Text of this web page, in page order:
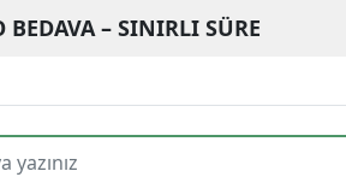
– SINIRLI SÜRE